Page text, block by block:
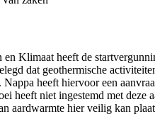
Klimaat heeft de
dat geothermische
heeft hiervoor een
heeft niet ingestemd met deze
aardwarmte hier veilig kan